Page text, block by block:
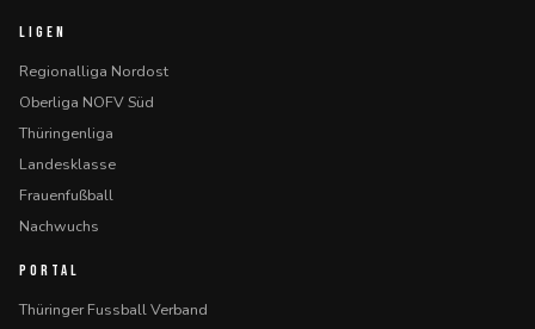
LIGEN
Regionalliga Nordost
Oberliga NOFV Süd
Thüringenliga
Landesklasse
Frauenfußball
Nachwuchs
PORTAL
Thüringer Fussball Verband